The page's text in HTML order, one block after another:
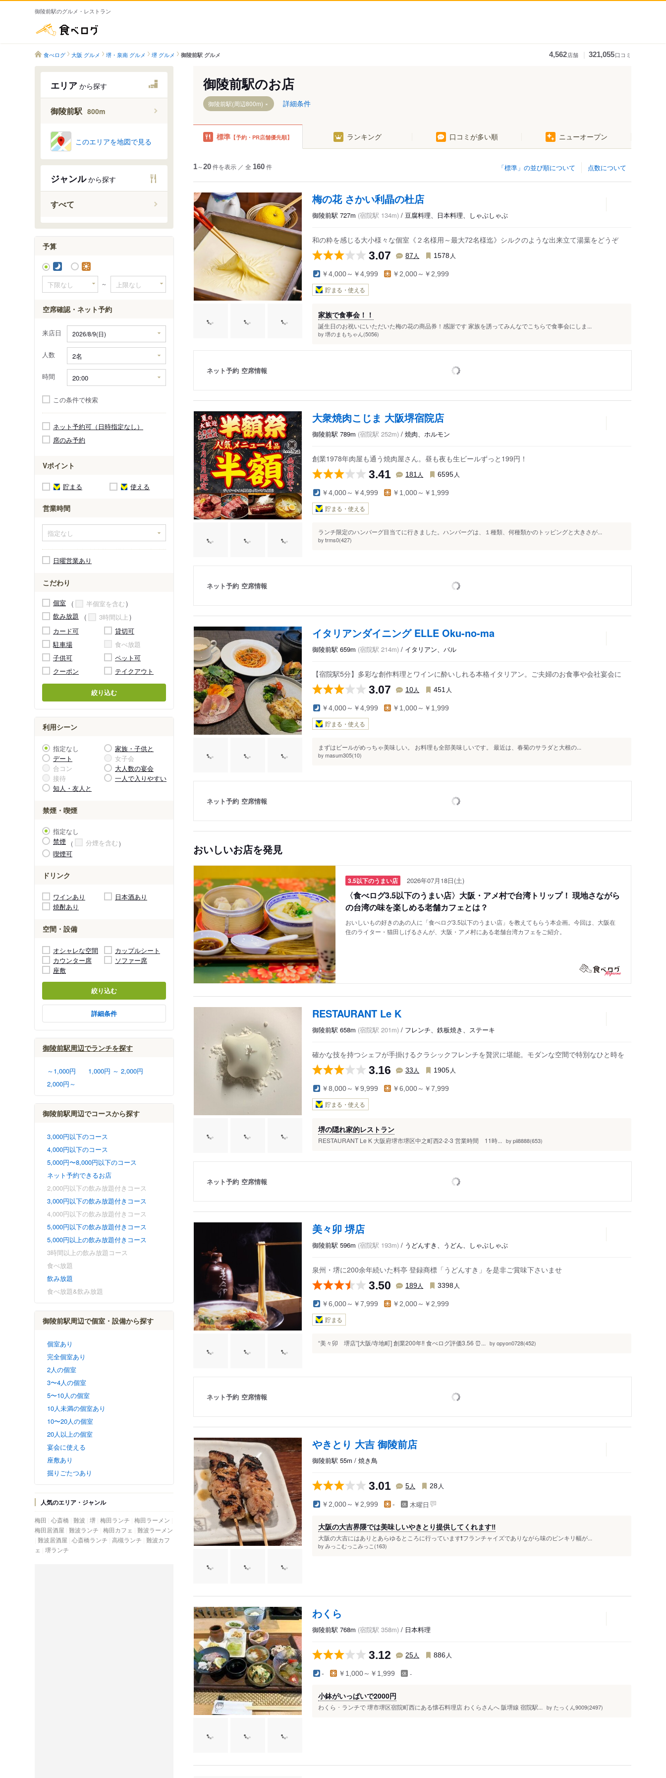
御陵前駅のグルメ・レストラン
食べログ 大阪 グルメ 堺・泉南 グルメ 堺 グルメ 御陵前駅 グルメ 4,562店舗 321,055口コミ
エリア から探す
御陵前駅 800m
このエリアを地図で見る
ジャンルから探す
すべて
予算
～
空席確認・ネット予約
来店日
人数
時間
この条件で検索
ネット予約可（日時指定なし）
席のみ予約
Vポイント
貯まる 使える
営業時間
日曜営業あり
こだわり
個室
半個室を含む
飲み放題
3時間以上
カード可
貸切可
駐車場
食べ放題
子供可
ペット可
クーポン
テイクアウト
絞り込む
利用シーン
指定なし
家族・子供と
デート
女子会
合コン
大人数の宴会
接待
一人で入りやすい
知人・友人と
禁煙・喫煙
指定なし
禁煙
分煙を含む
喫煙可
ドリンク
ワインあり
日本酒あり
焼酎あり
空間・設備
オシャレな空間
カップルシート
カウンター席
ソファー席
座敷
絞り込む
詳細条件
御陵前駅周辺でランチを探す
～1,000円
1,000円 ～ 2,000円
2,000円～
御陵前駅周辺でコースから探す
3,000円以下のコース
4,000円以下のコース
5,000円〜8,000円以下のコース
ネット予約できるお店
2,000円以下の飲み放題付きコース
3,000円以下の飲み放題付きコース
4,000円以下の飲み放題付きコース
5,000円以下の飲み放題付きコース
5,000円以上の飲み放題付きコース
3時間以上の飲み放題コース
食べ放題
飲み放題
食べ放題&飲み放題
御陵前駅周辺で個室・設備から探す
個室あり
完全個室あり
2人の個室
3〜4人の個室
5〜10人の個室
10人未満の個室あり
10〜20人の個室
20人以上の個室
宴会に使える
座敷あり
掘りごたつあり
人気のエリア・ジャンル
梅田 心斎橋 難波 堺 梅田ランチ 梅田ラーメン
梅田居酒屋 難波ランチ 梅田カフェ
難波ラーメン
難波居酒屋 心斎橋ランチ 高槻ランチ 難波カフ
ェ
堺ランチ
御陵前駅のお店
御陵前駅(周辺800m) 詳細条件
標準 【予約・PR店舗優先順】 ランキング 口コミが多い順 ニューオープン
点数について
「標準」の並び順について
1～20件を表示 ／ 全 160件
梅の花 さかい利晶の杜店
御陵前駅 727m (宿院駅 134m) / 豆腐料理、日本料理、しゃぶしゃぶ
和の粋を感じる大小様々な個室《２名様用～最大72名様迄》シルクのような出来立て湯葉をどうぞ
3.07 87 人 1578 人
￥4,000～￥4,999 ￥2,000～￥2,999
貯まる・使える
家族で食事会！！
誕生日のお祝いにいただいた梅の花の商品券！感謝です 家族を誘ってみんなでこちらで食事会にしま...
by 堺のまもちゃん(5056)
ネット予約 空席情報
大衆焼肉こじま 大阪堺宿院店
御陵前駅 789m (宿院駅 252m) / 焼肉、ホルモン
創業1978年肉屋も通う焼肉屋さん。昼も夜も生ビールずっと199円！
3.41 181 人 6595 人
￥4,000～￥4,999 ￥1,000～￥1,999
貯まる・使える
ランチ限定のハンバーグ目当てに行きました。ハンバーグは、１種類、何種類かのトッピングと大きさが...
by trms0(427)
ネット予約 空席情報
イタリアンダイニング ELLE Oku-no-ma
御陵前駅 659m (宿院駅 214m) / イタリアン、バル
【宿院駅5分】多彩な創作料理とワインに酔いしれる本格イタリアン。ご夫婦のお食事や会社宴会に
3.07 10人 451 人
￥4,000～￥4,999 ￥1,000～￥1,999
貯まる・使える
まずはビールがめっちゃ美味しい。 お料理も全部美味しいです。 最近は、春菊のサラダと大根の...
by masum305(10)
ネット予約 空席情報
おいしいお店を発見
3.5以下のうまい店 2026年07月18日(土)
〈食べログ3.5以下のうまい店〉大阪・アメ村で台湾トリップ！ 現地さながら
の台湾の味を楽しめる老舗カフェとは？
おいしいもの好きのあの人に「食べログ3.5以下のうまい店」を教えてもらう本企画。今回は、大阪在
住のライター・猫田しげるさんが、大阪・アメ村にある老舗台湾カフェをご紹介。
RESTAURANT Le K
御陵前駅 658m (宿院駅 201m) / フレンチ、鉄板焼き、ステーキ
確かな技を持つシェフが手掛けるクラシックフレンチを贅沢に堪能。モダンな空間で特別なひと時を
3.16 33 人 1905 人
￥8,000～￥9,999 ￥6,000～￥7,999
貯まる・使える
堺の隠れ家的レストラン
RESTAURANT Le K 大阪府堺市堺区中之町西2-2-3 営業時間 11時... by pii8888(653)
ネット予約 空席情報
美々卯 堺店
御陵前駅 596m (宿院駅 193m) / うどんすき、うどん、しゃぶしゃぶ
泉州・堺に200余年続いた料亭 登録商標「うどんすき」を是非ご賞味下さいませ
3.50 189人 3398 人
￥6,000～￥7,999 ￥2,000～￥2,999
貯まる
“美々卯 堺店”[大阪/寺地町] 創業200年‼️ 食べログ評価3.56 ⏰... by opyon0728(452)
ネット予約 空席情報
やきとり 大吉 御陵前店
御陵前駅 55m / 焼き鳥
3.01 5人 28 人
￥2,000～￥2,999 - 木曜日
大阪の大吉界隈では美味しいやきとり提供してくれます‼️
大阪の大吉にはありとあらゆるところに行っています❗️フランチャイズでありながら味のピンキリ幅が...
by みっこむっこみっこ(163)
わくら
御陵前駅 768m (宿院駅 358m) / 日本料理
3.12 25人 886 人
- ￥1,000～￥1,999 -
小鉢がいっぱいで2000円
わくら ･ ランチで 堺市堺区宿院町西にある懐石料理店 わくらさんへ 阪堺線 宿院駅... by たっくん9009(2497)